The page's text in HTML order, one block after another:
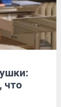
что